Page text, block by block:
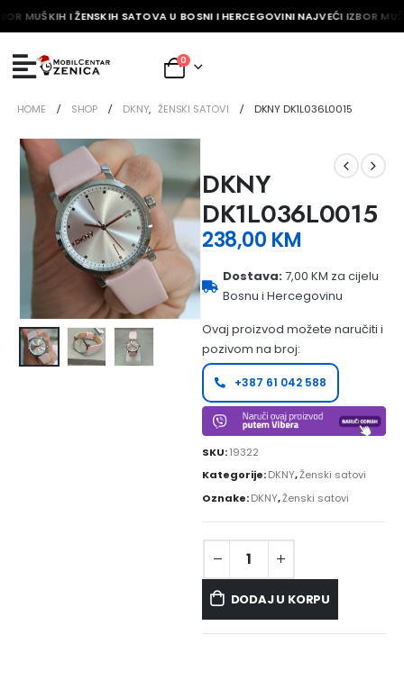
MUŠKIH I ŽENSKIH SATOVA U BOSNI I HERCEGOVINI NAJVEĆI IZBOR
0
HOME SHOP DKNY, ŽENSKI SATOVI DKNY DK1L036L0015
DKNY
DK1L036L0015
238,00 KM
Dostava:7,00 KM za cijelu
Bosnu i Hercegovinu
Ovaj proizvod možete naručiti i
pozivom na broj:
+387 61 042 588
SKU:19322
Kategorije:DKNY,Ženski satovi
Oznake:DKNY,Ženski satovi
DODAJ U KORPU